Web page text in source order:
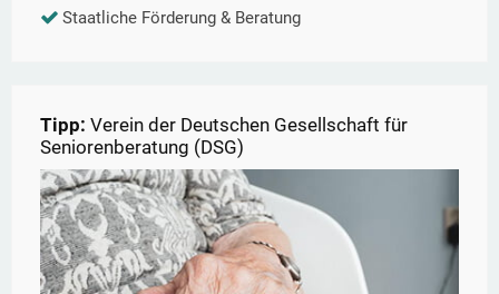
Staatliche Förderung & Beratung
Tipp: Verein der Deutschen Gesellschaft für
Seniorenberatung (DSG)